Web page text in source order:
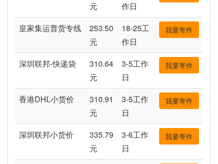
元
作日
皇家集运普货专线
253.50
元
18-25工
作日
我要寄件
深圳联邦-快递袋
310.64
元
3-5工作
日
我要寄件
香港DHL小货价
310.91
元
3-5工作
日
我要寄件
深圳联邦小货价
335.79
元
3-6工作
日
我要寄件